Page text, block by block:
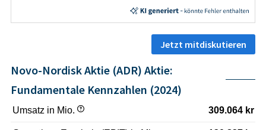
Jetzt mitdiskutieren
Novo-Nordisk Aktie (ADR) Aktie:
Fundamentale Kennzahlen (2024)
Umsatz in Mio. 309.064 kr